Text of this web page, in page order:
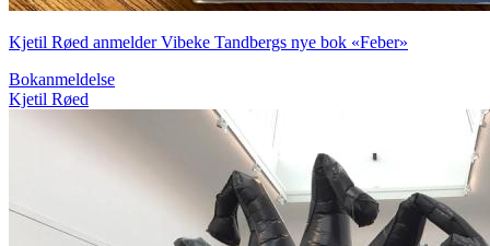
Kjetil Røed anmelder Vibeke Tandbergs nye bok «Feber»
Bokanmeldelse
Kjetil Røed